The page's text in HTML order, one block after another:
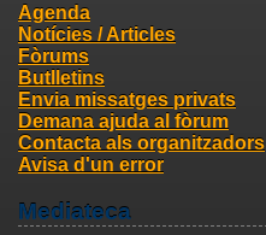
Agenda
Notícies / Articles
Fòrums
Butlletins
Envia missatges privats
Demana ajuda al fòrum
Contacta als organitzadors
Avisa d'un error
Mediateca